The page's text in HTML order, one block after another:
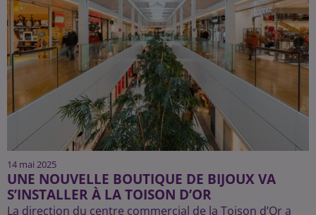
14 mai 2025
UNE NOUVELLE BOUTIQUE DE BIJOUX VA
S’INSTALLER À LA TOISON D’OR
La direction du centre commercial de la Toison d’Or a